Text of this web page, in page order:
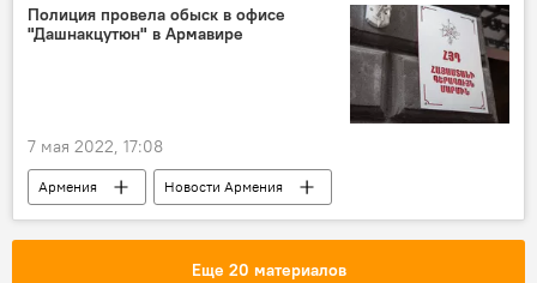
Общество
ВС Азербайджана
Сотк стрельба
Полиция провела обыск в офисе
"Дашнакцутюн" в Армавире
7 мая 2022, 17:08
Армения
Новости Армения
Политика
Общество
полиция
Еще 20 материалов